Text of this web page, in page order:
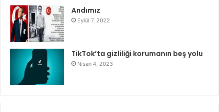
Andımız
Eylül 7, 2022
TikTok’ta gizliliği korumanın beş yolu
Nisan 4, 2023